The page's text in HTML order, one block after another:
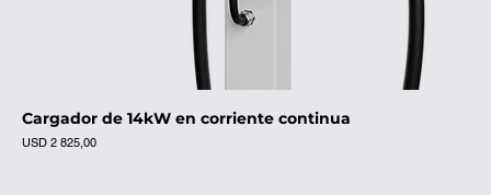
Cargador de 14kW en corriente continua
Precio
USD 2 825,00